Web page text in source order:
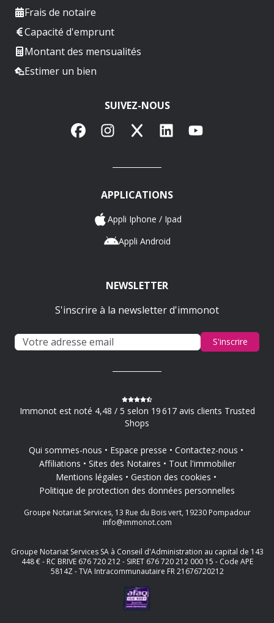
Frais de notaire
Capacité d'emprunt
Montant des mensualités
Estimer un bien
SUIVEZ-NOUS
FacebookInstagram
X LinkedInYouTube
APPLICATIONS
Appli Iphone / Ipad
Appli Android
NEWSLETTER
S'inscrire à la newsletter d'immonot
S'inscrire
Immonot est noté 4,48 / 5 selon 19 617 avis clients Trusted
Shops
Qui sommes-nous Espace presse
Contactez-nous
Affiliations
Sites des Notaires
Tout l'immobilier
Mentions légales
Gestion des cookies
Politique de protection des données personnelles
Groupe Notariat Services, 13 Rue du Bois vert, 19230 Pompadour
info@immonot.com
Groupe Notariat Services SA à Conseil d'Administration au capital de 143
448 € - RC BRIVE 676 720 212 - SIRET 676 720 212 000 15 - Code APE
5814Z - TVA Intracommunautaire FR 21676720212